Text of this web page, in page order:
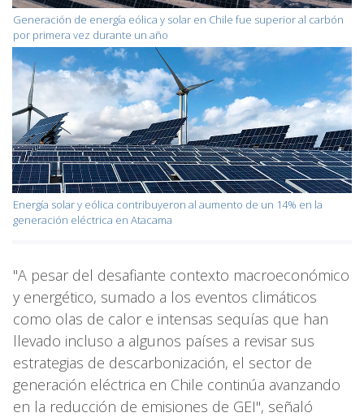
Generación de energía eólica y solar en Chile fue superior al carbón
por primera vez durante un año
Energía solar y eólica contribuyeron al aumento de un 14% en la
generación eléctrica en Atacama
"A pesar del desafiante contexto macroeconómico
y energético, sumado a los eventos climáticos
como olas de calor e intensas sequías que han
llevado incluso a algunos países a revisar sus
estrategias de descarbonización, el sector de
generación eléctrica en Chile continúa avanzando
en la reducción de emisiones de GEI", señaló